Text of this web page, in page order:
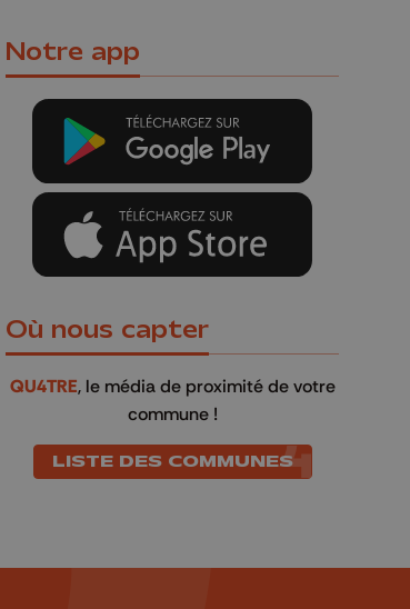
Notre app
Où nous capter
QU4TRE, le média de proximité de votre
commune !
LISTE DES COMMUNES